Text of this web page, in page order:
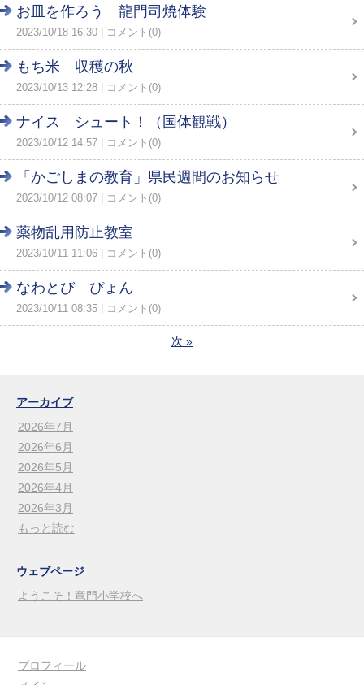
お皿を作ろう 龍門司焼体験
2023/10/18 16:30 コメント(0)
もち米 収穫の秋
2023/10/13 12:28 コメント(0)
ナイス シュート！（国体観戦）
2023/10/12 14:57 コメント(0)
「かごしまの教育」県民週間のお知らせ
2023/10/12 08:07 コメント(0)
薬物乱用防止教室
2023/10/11 11:06 コメント(0)
なわとび ぴょん
2023/10/11 08:35 コメント(0)
次 »
アーカイブ
2026年7月
2026年6月
2026年5月
2026年4月
2026年3月
もっと読む
ウェブページ
ようこそ！竜門小学校へ
プロフィール